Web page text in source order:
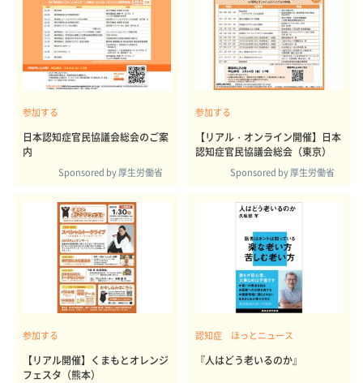
参加する
日本認知症官民協議会総会のご案
内
Sponsored by 厚生労働省
参加する
【リアル・オンライン開催】日本
認知症官民協議会総会（東京）
Sponsored by 厚生労働省
参加する
【リアル開催】くまもとオレンジ
フェスタ（熊本）
認知症 ほっとニュース
『人はどう老いるのか』